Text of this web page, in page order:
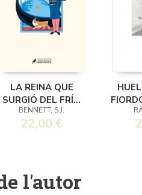
LA REINA QUE
SURGIÓ DEL FRÍO
(SU MAJESTAD, LA
REINA
BENNETT, S.J.
22,00 €
l'autor